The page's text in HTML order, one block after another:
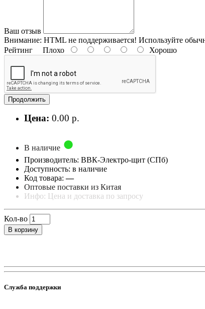
Ваш отзыв
Внимание: HTML не поддерживается! Используйте
Рейтинг Плохо Хорошо
Продолжить
Цена: 0.00 р.
В наличие
Производитель: ВВК-Электро-щит (СПб)
Доступность: в наличие
Код товара:—
Оптовые поставки из Китая
Инфо: Цена и доставка по запросу
Кол-во
В корзину
Служба поддержки